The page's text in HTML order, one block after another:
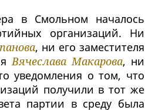
в Смольном началось
организаций. Ни
, ни его заместителя
Вячеслава Макарова, ни
уведомления о том, что
получили в тот же
партии в среду была